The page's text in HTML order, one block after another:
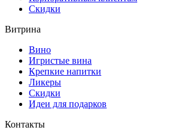
Скидки
Витрина
Вино
Игристые вина
Крепкие напитки
Ликеры
Скидки
Идеи для подарков
Контакты